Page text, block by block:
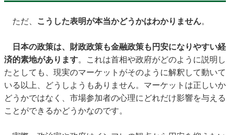
ただ、 こうした表明が本当かどうかはわかりません。
日本の政策は、財政政策も金融政策も円安になりやすい経
済的素地があります。これは首相や政府がどのように説明し
たとしても、現実のマーケットがそのように解釈して動いて
いる以上、どうしようもありません。マーケットは正しいか
どうかではなく、市場参加者の心理にどれだけ影響を与える
ことができるかどうかなのです。